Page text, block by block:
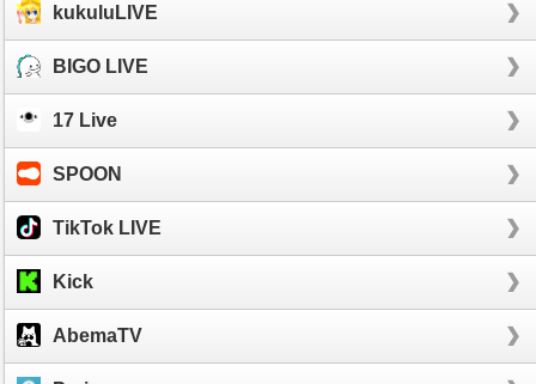
kukuluLIVE
BIGO LIVE
17 Live
SPOON
TikTok LIVE
Kick
AbemaTV